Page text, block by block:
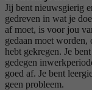
Jij bent nieuwsgierig
gedreven in wat je
af moet, is voor jou
gedaan moet worden,
hebt gekregen. Je
gedegen
goed af. Je bent
geen probleem.